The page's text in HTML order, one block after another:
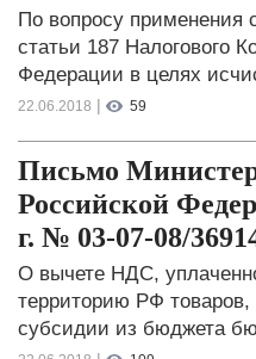
По вопросу применения
статьи 187 Налогового
Федерации в целях
22.06.2018 | 59
Письмо
Российской
г. № 03-07-08/
О вычете НДС,
территорию РФ товаров,
субсидии из бюджета